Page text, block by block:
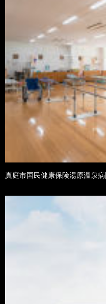
真庭市国民健康保険湯原温泉